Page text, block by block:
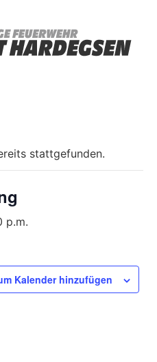
stattgefunden.
p.m.
Kalender hinzufügen